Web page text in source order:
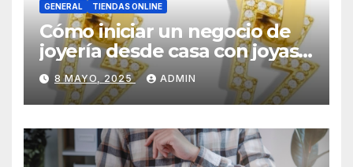
GENERAL TIENDAS ONLINE
Cómo iniciar un negocio de
joyería desde casa con joyas
por mayor
8 MAYO, 2025 ADMIN